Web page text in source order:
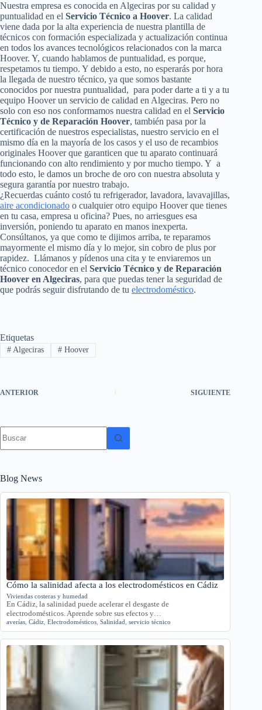
Nuestra empresa es conocida en Algeciras por su calidad y
puntualidad en el Servicio Técnico a Hoover. La calidad
viene dada por la alta experiencia de nuestra plantilla de
técnicos con formación especializada y actualización continua
en todos los avances tecnológicos relacionados con la marca
Hoover. Y, cuando hablamos de puntualidad, es porque,
respetamos tu tiempo. Y debido a esto, no esperarás por hora
la llegada de nuestro técnico, ya que somos bastante
conocidos por nuestra puntualidad, para poder darte a ti y a tu
equipo Hoover un servicio de calidad en Algeciras. Pero no
solo con eso nos conformamos nuestra calidad en el Servicio
Técnico y de Reparación Hoover, también pasa por la
certificación de nuestros especialistas, nuestro servicio en el
mismo día en la mayoría de los casos y el uso de recambios
originales Hoover que garanticen que tu aparato continuará
funcionando con alto rendimiento y por mucho tiempo. Y a
todo esto, le damos un broche de oro con nuestra absoluta y
segura garantía por nuestro trabajo.
¿Recuerdas cuánto costó tu refrigerador, lavadora, lavavajillas,
aire acondicionado o cualquier otro equipo Hoover que tienes
en tu casa, empresa u oficina? Pues, no arriesgues esa
inversión, poniendo tu aparato en manos inexperta.
Consúltanos, ya que como te dijimos arriba, te reparamos
mayormente el mismo día y lo mejor, sin cobro de plus por
rapidez. Llámanos y pídenos una cita y te enviaremos un
técnico conocedor en el Servicio Técnico y de Reparación
Hoover en Algeciras, para que puedas tener la seguridad de
que podrás seguir disfrutando de tu electrodoméstico.
Etiquetas
#Algeciras #Hoover
ANTERIOR SIGUIENTE
resultados
Blog News
Cómo la salinidad afecta a los electrodomésticos en Cádiz
Viviendas costeras y humedad
En Cádiz, la salinidad puede acelerar el desgaste de
electrodomésticos. Aprende sobre sus efectos y…
averías Cádiz Electrodomésticos Salinidad servicio técnico